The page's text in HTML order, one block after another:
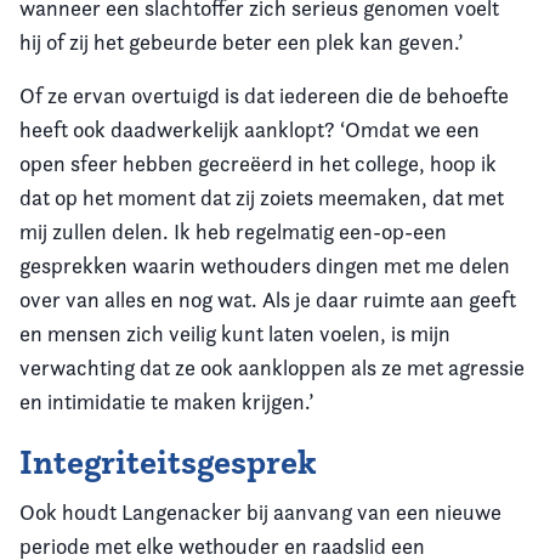
wanneer een slachtoffer zich serieus genomen voelt
hij of zij het gebeurde beter een plek kan geven.’
Of ze ervan overtuigd is dat iedereen die de behoefte
heeft ook daadwerkelijk aanklopt? ‘Omdat we een
open sfeer hebben gecreëerd in het college, hoop ik
dat op het moment dat zij zoiets meemaken, dat met
mij zullen delen. Ik heb regelmatig een-op-een
gesprekken waarin wethouders dingen met me delen
over van alles en nog wat. Als je daar ruimte aan geeft
en mensen zich veilig kunt laten voelen, is mijn
verwachting dat ze ook aankloppen als ze met agressie
en intimidatie te maken krijgen.’
Integriteitsgesprek
Ook houdt Langenacker bij aanvang van een nieuwe
periode met elke wethouder en raadslid een